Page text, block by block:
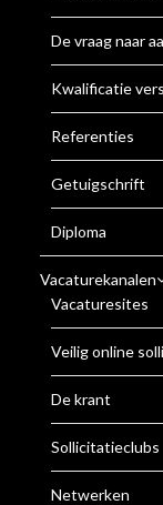
De vraag naar
Kwalificatie
Referenties
Getuigschrift
Diploma
Vacaturekanalen
Vacaturesites
Veilig online
De krant
Sollicitatieclubs
Netwerken